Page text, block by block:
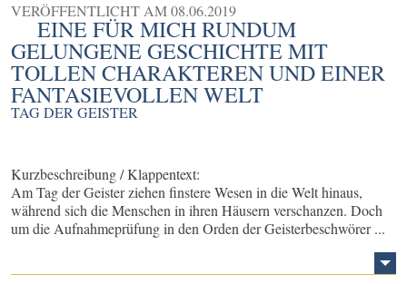
VERÖFFENTLICHT AM08.06.2019
EINE FÜR MICH RUNDUM
GELUNGENE GESCHICHTE MIT
TOLLEN CHARAKTEREN UND EINER
FANTASIEVOLLEN WELT
TAG DER GEISTER
Kurzbeschreibung / Klappentext:
Am Tag der Geister ziehen finstere Wesen in die Welt hinaus,
während sich die Menschen in ihren Häusern verschanzen. Doch
um die Aufnahmeprüfung in den Orden der Geisterbeschwörer ...